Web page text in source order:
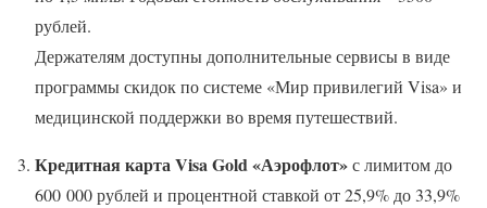
рублей.
Держателям доступны дополнительные сервисы в виде
программы скидок по системе «Мир привилегий Visa» и
медицинской поддержки во время путешествий.
Кредитная картаVisaGold «Аэрофлот»с лимитом до
600 000 рублей и процентной ставкой от 25,9% до 33,9%